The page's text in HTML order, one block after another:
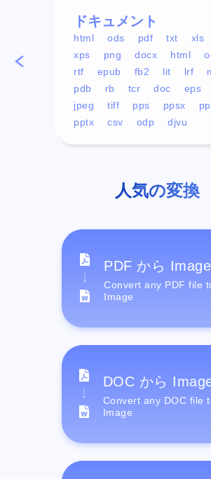
ドキュメント
html ods pdf txt xls
xps
png docx html
rtf
epub fb2 lit lrf
pdb
rb tcr doc eps
jpeg
tiff pps ppsx
pptx
csv odp djvu
人気の変換
PDF から
Convert any PDF file
Image
DOC から
Convert any DOC file
Image